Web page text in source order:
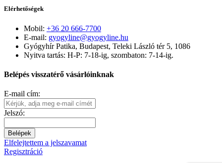
Elérhetőségek
Mobil: +36 20 666-7700
E-mail: gyogyline@gyogyline.hu
Gyógyhír Patika, Budapest, Teleki László tér 5, 1086
Nyitva tartás: H-P: 7-18-ig, szombaton: 7-14-ig.
Belépés visszatérő vásárlóinknak
E-mail cím:
Jelszó:
Belépek
Elfelejtettem a jelszavamat
Regisztráció